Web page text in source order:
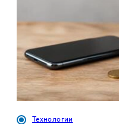
Технологии